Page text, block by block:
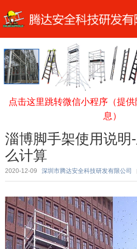
点击这里跳转微信小程序（提
息）
淄博脚手架使用说明
么计算
2020-12-09 深圳市腾达安全科技研发有限公司